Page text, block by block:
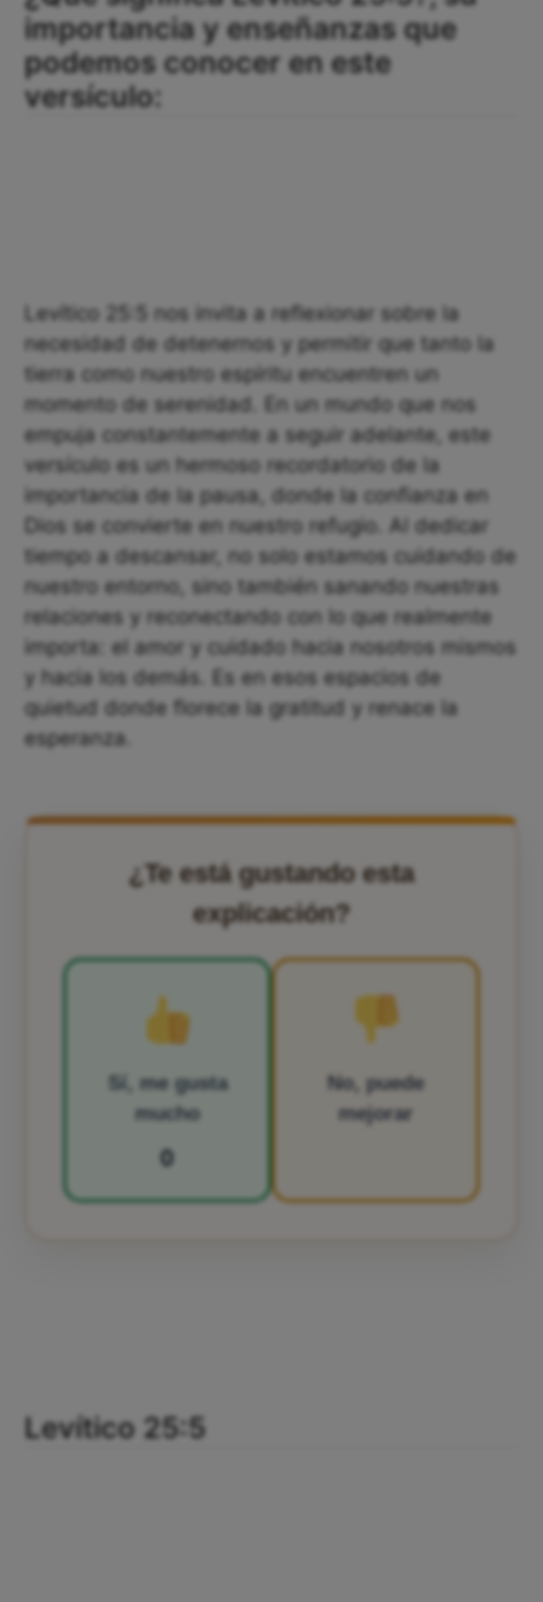
importancia y enseñanzas que
podemos conocer en este
versículo:
Levítico 25:5 nos invita a reflexionar sobre la
necesidad de detenernos y permitir que tanto la
tierra como nuestro espíritu encuentren un
momento de serenidad. En un mundo que nos
empuja constantemente a seguir adelante, este
versículo es un hermoso recordatorio de la
importancia de la pausa, donde la confianza en
Dios se convierte en nuestro refugio. Al dedicar
tiempo a descansar, no solo estamos cuidando de
nuestro entorno, sino también sanando nuestras
relaciones y reconectando con lo que realmente
importa: el amor y cuidado hacia nosotros mismos
y hacia los demás. Es en esos espacios de
quietud donde florece la gratitud y renace la
esperanza.
¿Te está gustando esta
explicación?
Sí, me gusta
mucho
0
No, puede
mejorar
Levítico 25:5